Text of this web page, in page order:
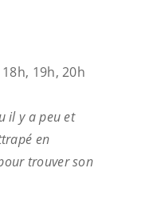
19h, 20h
il y a peu et
en
trouver son